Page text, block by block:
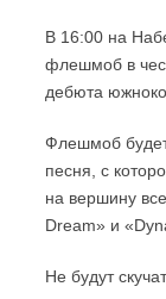
В 16:00 на
флешмоб в
дебюта
Флешмоб
песня, с
на вершину
Dream» и
Не будут